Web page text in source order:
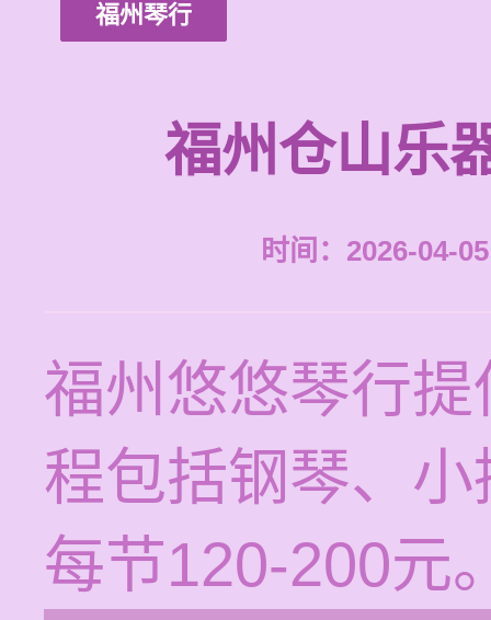
福州琴行
福州仓山乐
时间：2026-04-
福州悠悠琴行
程包括钢琴、
每节120-200元